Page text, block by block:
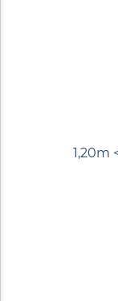
1,20m